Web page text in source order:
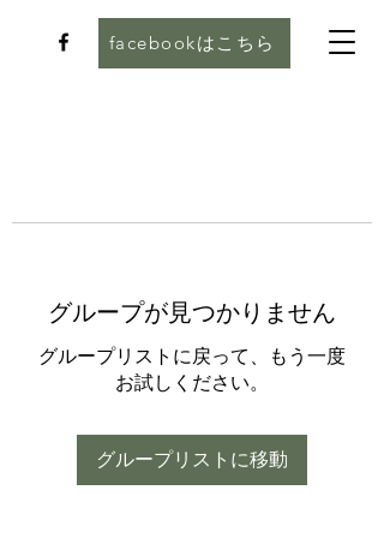
facebookはこちら
グループが見つかりません
グループリストに戻って、もう一度
お試しください。
グループリストに移動